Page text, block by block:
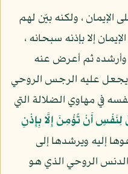
الإيمان ، ولكنه بيّن لهم
إلا بإذنه سبحانه ،
وأرشده ثم أعرض عنه
يجعل عليه الرجس الروحي
في مهاوي الضلالة التي
لِنَفْسٍ أَنْ تُؤْمِنَ إِلَّا بِإِذْنِ
إليه ويرشدها إلى
الدنس الروحي الذي هو